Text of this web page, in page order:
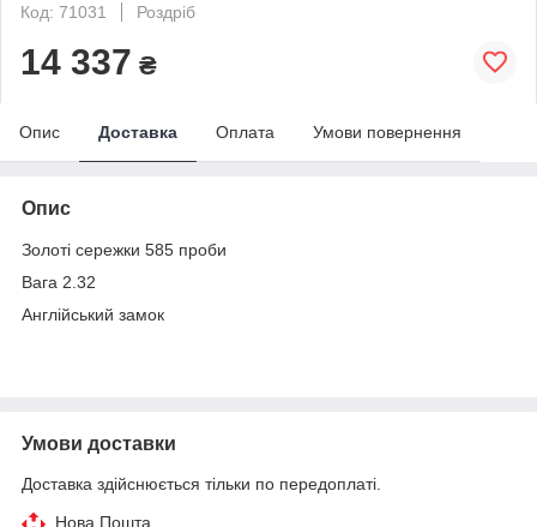
Код: 71031
Роздріб
14 337 ₴
Опис Доставка Оплата Умови повернення
Опис
Золоті сережки 585 проби
Вага 2.32
Англійський замок
Умови доставки
Доставка здійснюється тільки по передоплаті.
Нова Пошта